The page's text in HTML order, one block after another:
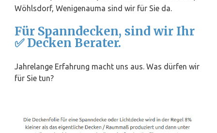
Wöhlsdorf, Wenigenauma sind wir für Sie da.
Für Spanndecken, sind wir Ihr
✅ Decken Berater.
Jahrelange Erfahrung macht uns aus. Was dürfen wir
für Sie tun?